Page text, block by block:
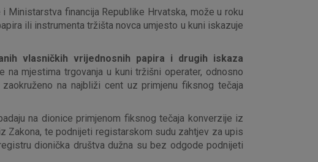
financija Republike Hrvatska, može u roku
ili instrumenta tržišta novca umjesto u kuni iskazuje
vlasničkih vrijednosnih papira i drugih iskaza
mjestima trgovanja u kuni tržišni operater, odnosno
na najbliži cent uz primjenu fiksnog tečaja
na dionice primjenom fiksnog tečaja konverzije iz
Zakona, te podnijeti registarskom sudu zahtjev za upis
dionička društva dužna su bez odgode podnijeti